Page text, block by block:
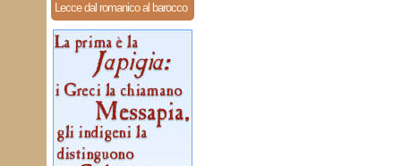
Lecce dal romanico al barocco